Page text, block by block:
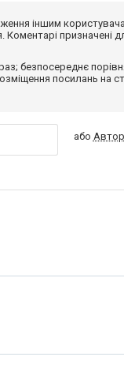
іншим
призначені
безпосереднє
посилань на
або